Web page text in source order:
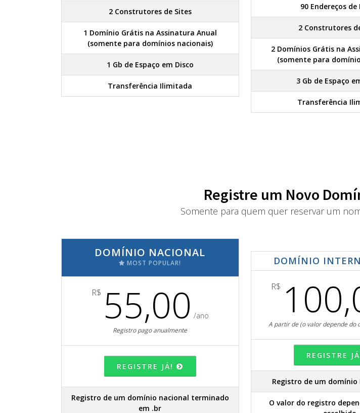
2 Construtores de Sites
1 Domínio Grátis na Assinatura Anual
(somente para domínios nacionais)
1 Gb de Espaço em Disco
Transferência Ilimitada
90 Endereços de
2 Construtores
2 Domínios Grátis na
(somente para
3 Gb de Espaço
Transferência
Registre um Novo
Somente para quem quer reservar um
DOMÍNIO NACIONAL
MOST POPULAR!
R$ 55,00 /ano
Registro pago anualmente
REGISTRE JÁ!
Registro de um domínio nacional terminado
em .br
DOMÍNIO
R$
A partir de (o valor depende do
REGISTRE
Registro de um
O valor do registro